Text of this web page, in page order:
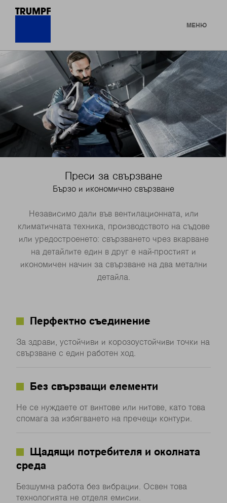
МЕНЮ
Преси за свързване
Бързо и икономично свързване
Независимо дали във вентилационната, или
климатичната техника, производството на съдове
или уредостроенето: свързването чрез вкарване
на детайлите един в друг е най-простият и
икономичен начин за свързване на два метални
детайла.
Перфектно съединение
За здрави, устойчиви и корозоустойчиви точки на
свързване с един работен ход.
Без свързващи елементи
Не се нуждаете от винтове или нитове, като това
спомага за избягването на пречещи контури.
Щадящи потребителя и околната
среда
Безшумна работа без вибрации. Освен това
технологията не отделя емисии.